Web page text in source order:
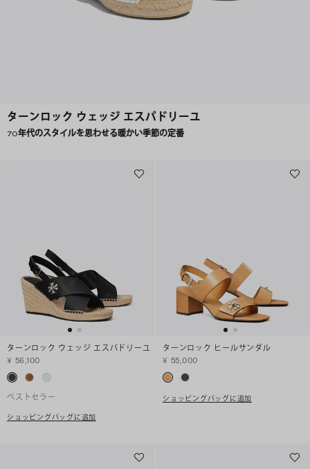
ターンロック ウェッジ エスパドリーユ
70年代のスタイルを思わせる暖かい季節の定番
ターンロック ウェッジ エスパドリーユ
¥ 56,100
ベストセラー
ショッピングバッグに追加
ターンロック ヒールサンダル
¥ 55,000
ショッピングバッグに追加